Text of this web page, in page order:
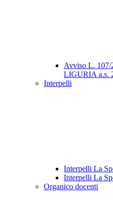
Avviso L.
LIGURIA a.s.
Interpelli
Interpelli La
Interpelli La
Organico docenti